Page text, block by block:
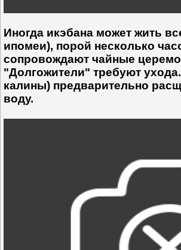
Иногда икэбана может жить
ипомеи), порой несколько
сопровождают чайные
"Долгожители" требуют
калины) предварительно
воду.